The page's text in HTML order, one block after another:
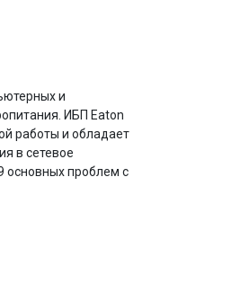
и
ИБП Eaton
работы и обладает
в сетевое
основных проблем с